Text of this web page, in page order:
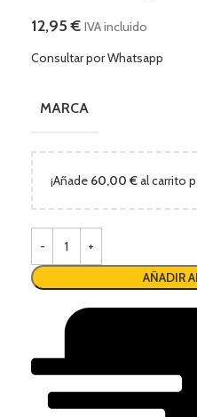
12,95€ IVA incluido
Consultar por Whatsapp
MARCA
¡Añade 60,00 €al carrito
AÑADIR